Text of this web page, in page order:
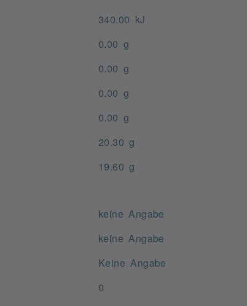
340.00 kJ
0.00 g
0.00 g
0.00 g
0.00 g
20.30 g
19.60 g
keine Angabe
keine Angabe
Keine Angabe
0